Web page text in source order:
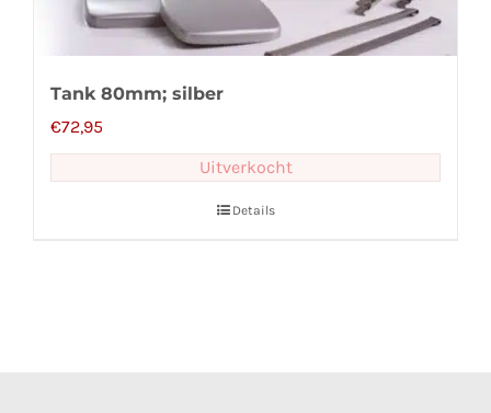
Tank 80mm; silber
€72,95
Uitverkocht
Details